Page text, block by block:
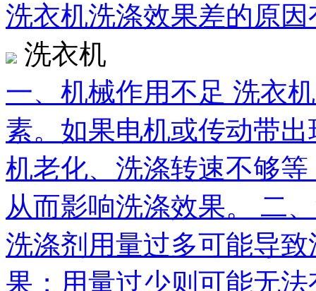
洗衣机洗涤效果差的原因
洗衣机
一、机械作用不足 洗衣
素。如果电机或传动带
机老化、洗涤转速不够
从而影响洗涤效果。 二
洗涤剂用量过多可能导
果；用量过少则可能无